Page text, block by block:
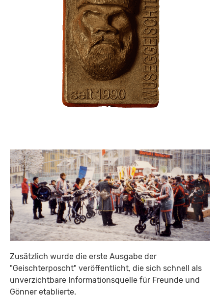
Zusätzlich wurde die erste Ausgabe der
"Geischterposcht" veröffentlicht, die sich schnell als
unverzichtbare Informationsquelle für Freunde und
Gönner etablierte.